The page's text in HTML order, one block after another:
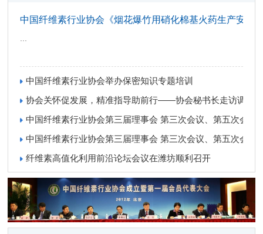
中国纤维素行业协会《烟花爆竹用硝化棉基火药生产安全
中国纤维素行业协会举办保密知识专题培训
协会关怀促发展，精准指导助前行——协会秘书长走访调研
中国纤维素行业协会第三届理事会 第三次会议、第五次会员
中国纤维素行业协会第三届理事会 第三次会议、第五次会员
纤维素高值化利用前沿论坛会议在潍坊顺利召开